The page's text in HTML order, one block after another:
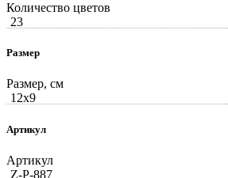
Количество цветов
23
Размер
Размер, см
12x9
Артикул
Артикул
Z-Р-887